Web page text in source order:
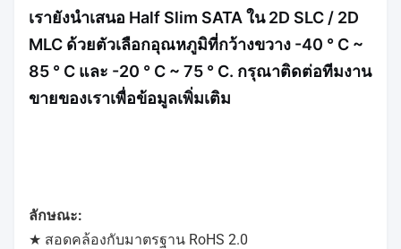
เรายังนําเสนอ Half Slim SATA ใน 2D SLC / 2D
MLC ด้วยตัวเลือกอุณหภูมิที่กว้างขวาง -40 ° C ~
85 ° C และ -20 ° C ~ 75 ° C. กรุณาติดต่อทีมงาน
ขายของเราเพื่อข้อมูลเพิ่มเติม
ลักษณะ:
★ สอดคล้องกับมาตรฐาน RoHS 2.0